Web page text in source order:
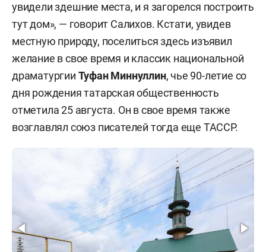
увидели здешние места, и я загорелся построить
тут дом», — говорит Салихов. Кстати, увидев
местную природу, поселиться здесь изъявил
желание в свое время и классик национальной
драматургии Туфан Миннуллин, чье 90-летие со
дня рождения татарская общественность
отметила 25 августа. Он в свое время также
возглавлял союз писателей тогда еще ТАССР.